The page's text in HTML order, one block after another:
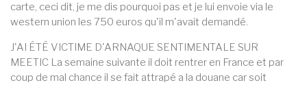
carte, ceci dit, je me dis pourquoi pas et je lui envoie via le
western union les 750 euros qu'il m'avait demandé.
J'AI ÉTÉ VICTIME D'ARNAQUE SENTIMENTALE SUR
MEETIC La semaine suivante il doit rentrer en France et par
coup de mal chance il se fait attrapé a la douane car soit